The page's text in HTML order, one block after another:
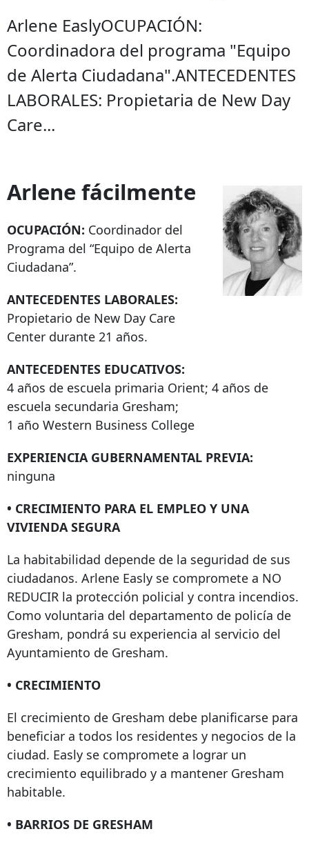
Arlene EaslyOCUPACIÓN:
Coordinadora del programa "Equipo
de Alerta Ciudadana".ANTECEDENTES
LABORALES: Propietaria de New Day
Care...
Arlene fácilmente
OCUPACIÓN: Coordinador del
Programa del “Equipo de Alerta
Ciudadana”.
ANTECEDENTES LABORALES:
Propietario de New Day Care
Center durante 21 años.
ANTECEDENTES EDUCATIVOS:
4 años de escuela primaria Orient; 4 años de
escuela secundaria Gresham;
1 año Western Business College
EXPERIENCIA GUBERNAMENTAL PREVIA:
ninguna
• CRECIMIENTO PARA EL EMPLEO Y UNA
VIVIENDA SEGURA
La habitabilidad depende de la seguridad de sus
ciudadanos. Arlene Easly se compromete a NO
REDUCIR la protección policial y contra incendios.
Como voluntaria del departamento de policía de
Gresham, pondrá su experiencia al servicio del
Ayuntamiento de Gresham.
• CRECIMIENTO
El crecimiento de Gresham debe planificarse para
beneficiar a todos los residentes y negocios de la
ciudad. Easly se compromete a lograr un
crecimiento equilibrado y a mantener Gresham
habitable.
• BARRIOS DE GRESHAM